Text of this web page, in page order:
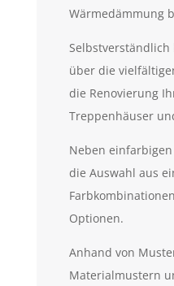
Wärmedämmung
über die
die Renovierung
Treppenhäuser
Neben
die Auswahl aus
Optionen.
Anhand von
Materialmustern